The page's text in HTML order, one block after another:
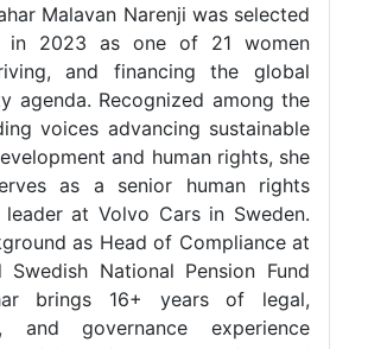
Bahar Malavan Narenji was selected
in 2023 as one of 21 women
driving, and financing the global
agenda. Recognized among the
leading voices advancing sustainable
development and human rights, she
serves as a senior human rights
leader at Volvo Cars in Sweden.
as Head of Compliance at
Swedish National Pension Fund
Bahar brings 16+ years of legal,
and governance experience